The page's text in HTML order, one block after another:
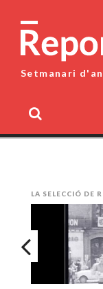
content
Setmanari
LA SELECCIÓ DE